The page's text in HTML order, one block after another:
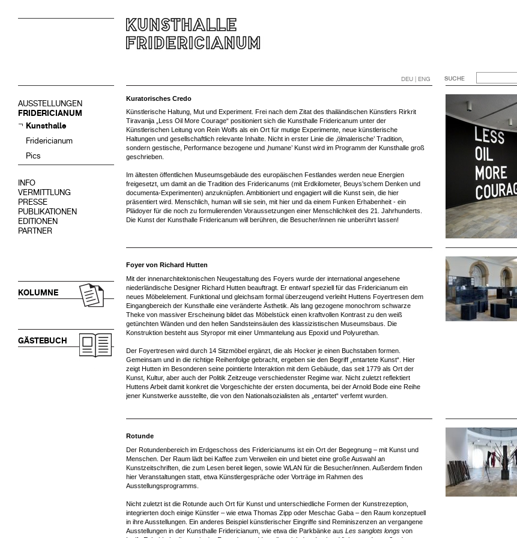
DEU | ENG
AUSSTELLUNGEN
FRIDERICIANUM
Kunsthalle
Fridericianum
Pics
INFO
VERMITTLUNG
PRESSE
PUBLIKATIONEN
EDITIONEN
PARTNER
KOLUMNE
GÄSTEBUCH
Kuratorisches Credo
Künstlerische Haltung, Mut und Experiment. Frei nach dem Zitat des thailändischen Künstlers Rirkrit
Tiravanija „Less Oil More Courage“ positioniert sich die Kunsthalle Fridericanum unter der
Künstlerischen Leitung von Rein Wolfs als ein Ort für mutige Experimente, neue künstlerische
Haltungen und gesellschaftlich relevante Inhalte. Nicht in erster Linie die ‚ölmalerische’ Tradition,
sondern gestische, Performance bezogene und ‚humane’ Kunst wird im Programm der Kunsthalle groß
geschrieben.
Im ältesten öffentlichen Museumsgebäude des europäischen Festlandes werden neue Energien
freigesetzt, um damit an die Tradition des Fridericanums (mit Erdkilometer, Beuys’schem Denken und
documenta-Experimenten) anzuknüpfen. Ambitioniert und engagiert will die Kunst sein, die hier
präsentiert wird. Menschlich, human will sie sein, mit hier und da einem Funken Erhabenheit - ein
Plädoyer für die noch zu formulierenden Voraussetzungen einer Menschlichkeit des 21. Jahrhunderts.
Die Kunst der Kunsthalle Fridericanum will berühren, die Besucher/innen nie unberührt lassen!
Foyer von Richard Hutten
Mit der innenarchitektonischen Neugestaltung des Foyers wurde der international angesehene
niederländische Designer Richard Hutten beauftragt. Er entwarf speziell für das Fridericianum ein
neues Möbelelement. Funktional und gleichsam formal überzeugend verleiht Huttens Foyertresen dem
Eingangbereich der Kunsthalle eine veränderte Ästhetik. Als lang gezogene monochrom schwarze
Theke von massiver Erscheinung bildet das Möbelstück einen kraftvollen Kontrast zu den weiß
getünchten Wänden und den hellen Sandsteinsäulen des klassizistischen Museumsbaus. Die
Konstruktion besteht aus Styropor mit einer Ummantelung aus Epoxid und Polyurethan.
Der Foyertresen wird durch 14 Sitzmöbel ergänzt, die als Hocker je einen Buchstaben formen.
Gemeinsam und in die richtige Reihenfolge gebracht, ergeben sie den Begriff „entartete Kunst“. Hier
zeigt Hutten im Besonderen seine pointierte Interaktion mit dem Gebäude, das seit 1779 als Ort der
Kunst, Kultur, aber auch der Politik Zeitzeuge verschiedenster Regime war. Nicht zuletzt reflektiert
Huttens Arbeit damit konkret die Vorgeschichte der ersten documenta, bei der Arnold Bode eine Reihe
jener Kunstwerke ausstellte, die von den Nationalsozialisten als „entartet“ verfemt wurden.
Rotunde
Der Rotundenbereich im Erdgeschoss des Fridericianums ist ein Ort der Begegnung – mit Kunst und
Menschen. Der Raum lädt bei Kaffee zum Verweilen ein und bietet eine große Auswahl an
Kunstzeitschriften, die zum Lesen bereit liegen, sowie WLAN für die Besucher/innen. Außerdem finden
hier Veranstaltungen statt, etwa Künstlergespräche oder Vorträge im Rahmen des
Ausstellungsprogramms.
Nicht zuletzt ist die Rotunde auch Ort für Kunst und unterschiedliche Formen der Kunstrezeption,
integrierten doch einige Künstler – wie etwa Thomas Zipp oder Meschac Gaba – den Raum konzeptuell
in ihre Ausstellungen. Ein anderes Beispiel künstlerischer Eingriffe sind Reminiszenzen an vergangene
Ausstellungen in der Kunsthalle Fridericianum, wie etwa die Parkbänke aus Les sanglots longs von